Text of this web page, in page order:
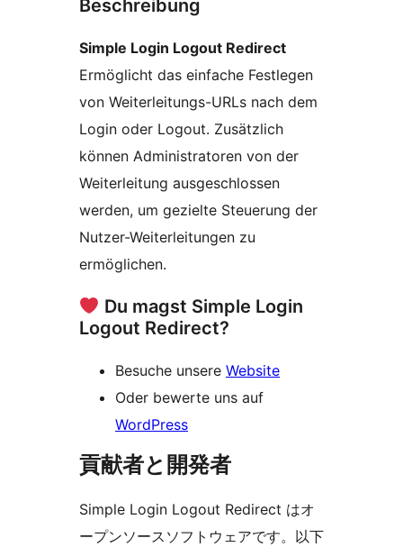
Beschreibung
Simple Login Logout Redirect
Ermöglicht das einfache Festlegen
von Weiterleitungs-URLs nach dem
Login oder Logout. Zusätzlich
können Administratoren von der
Weiterleitung ausgeschlossen
werden, um gezielte Steuerung der
Nutzer-Weiterleitungen zu
ermöglichen.
Du magst Simple Login
Logout Redirect?
Besuche unsere Website
Oder bewerte uns auf
WordPress
貢献者と開発者
Simple Login Logout Redirect はオ
ープンソースソフトウェアです。以下